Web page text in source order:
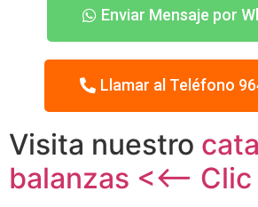
Enviar Mensaje por
Llamar al Teléfono
Visita nuestro
balanzas <<–